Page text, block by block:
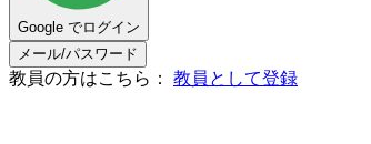
Google でログイン
メール/パスワード
教員の方はこちら： 教員として登録